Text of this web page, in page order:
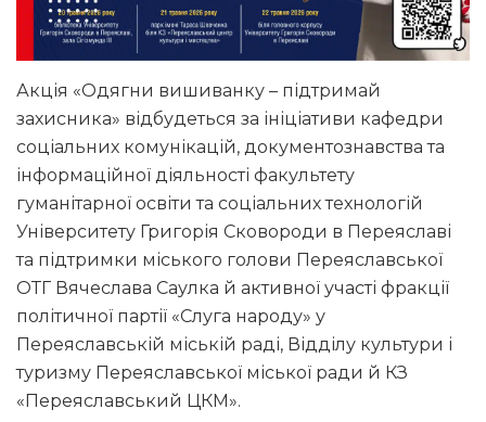
Акція «Одягни вишиванку – підтримай
захисника» відбудеться за ініціативи кафедри
соціальних комунікацій, документознавства та
інформаційної діяльності факультету
гуманітарної освіти та соціальних технологій
Університету Григорія Сковороди в Переяславі
та підтримки міського голови Переяславської
ОТГ Вячеслава Саулка й активної участі фракції
політичної партії «Слуга народу» у
Переяславській міській раді, Відділу культури і
туризму Переяславської міської ради й КЗ
«Переяславський ЦКМ».